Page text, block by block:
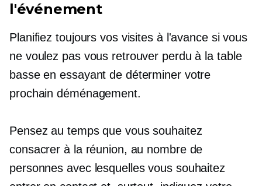
l'événement
Planifiez toujours vos visites à l'avance si vous
ne voulez pas vous retrouver perdu à la table
basse en essayant de déterminer votre
prochain déménagement.
Pensez au temps que vous souhaitez
consacrer à la réunion, au nombre de
personnes avec lesquelles vous souhaitez